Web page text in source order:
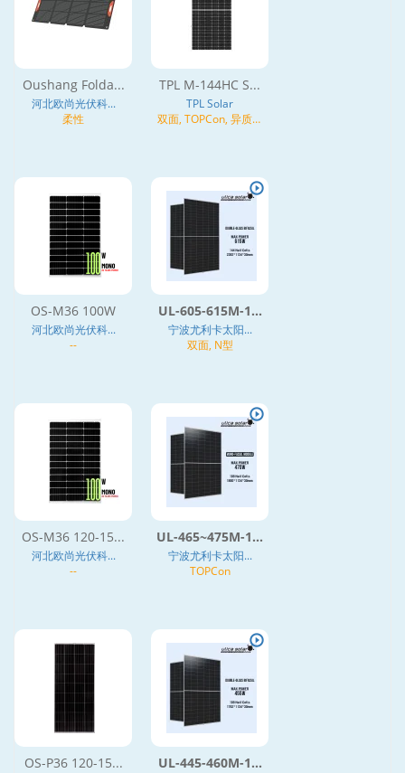
Oushang Folda...
河北欧尚光伏科...
柔性
TPL M-144HC S...
TPL Solar
双面, TOPCon, 异质结
OS-M36 100W
河北欧尚光伏科...
--
UL-605-615M-1...
宁波尤利卡太阳...
双面, N型
OS-M36 120-15...
河北欧尚光伏科...
--
UL-465~475M-1...
宁波尤利卡太阳...
TOPCon
OS-P36 120-15... UL-445-460M-1...